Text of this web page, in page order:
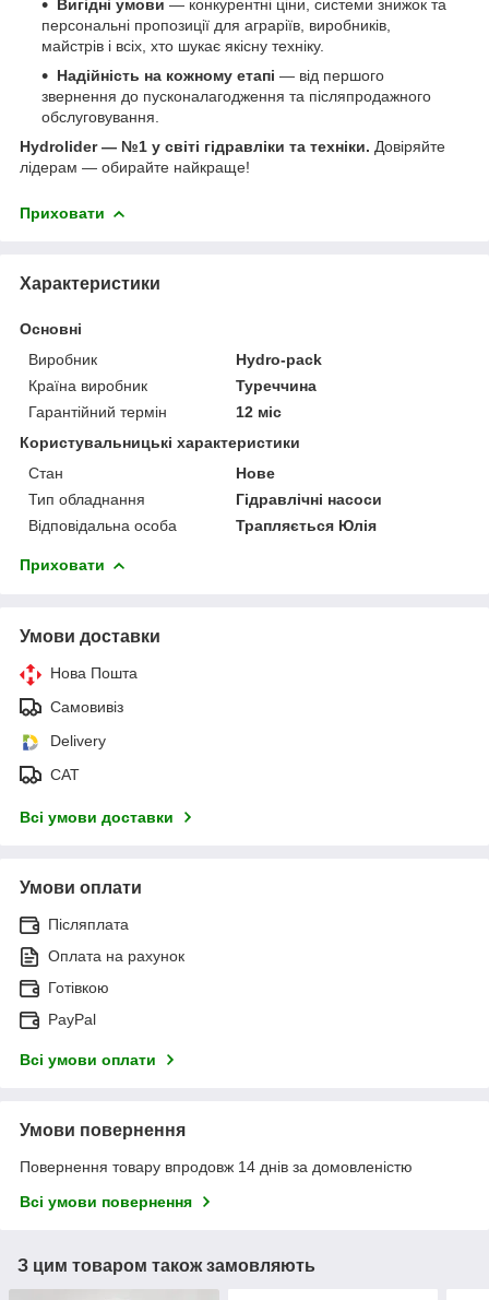
Вигідні умови — конкурентні ціни, системи знижок та
персональні пропозиції для аграріїв, виробників,
майстрів і всіх, хто шукає якісну техніку.
Надійність на кожному етапі — від першого
звернення до пусконалагодження та післяпродажного
обслуговування.
Hydrolider — №1 у світі гідравліки та техніки. Довіряйте
лідерам — обирайте найкраще!
Приховати
Характеристики
Основні
Виробник
Hydro-pack
Країна виробник
Туреччина
Гарантійний термін
12 міс
Користувальницькі характеристики
Стан
Нове
Тип обладнання
Гідравлічні насоси
Відповідальна особа
Трапляється Юлія
Приховати
Умови доставки
Нова Пошта
Самовивіз
Delivery
САТ
Всі умови доставки
Умови оплати
Післяплата
Оплата на рахунок
Готівкою
PayPal
Всі умови оплати
Умови повернення
Повернення товару впродовж 14 днів за домовленістю
Всі умови повернення
З цим товаром також замовляють